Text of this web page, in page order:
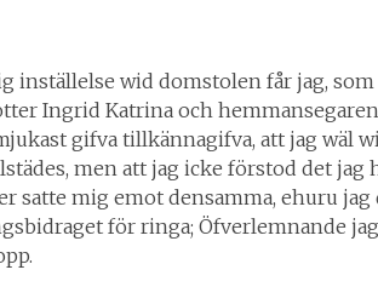
inställelse wid domstolen får jag,
Ingrid Katrina och
gifva tillkännagifva, att jag wäl
men att jag icke förstod det jag
satte mig emot densamma, ehuru jag
för ringa; Öfverlemnande